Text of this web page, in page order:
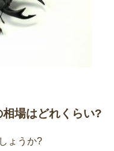
場はどれくらい?
ょうか?